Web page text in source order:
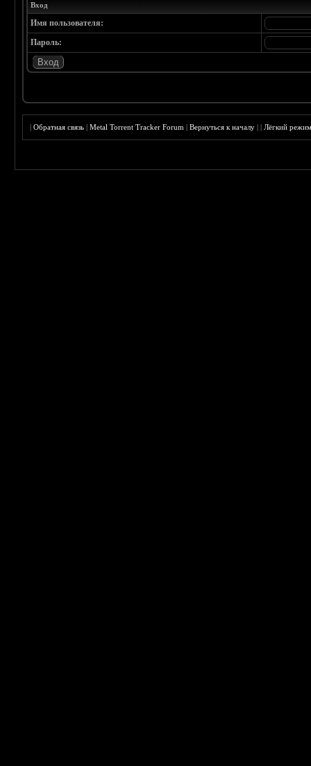
Вход
Имя пользователя:
Пароль:
|Обратная связь |Metal Torrent Tracker Forum |Вернуться к началу ||Лёгкий